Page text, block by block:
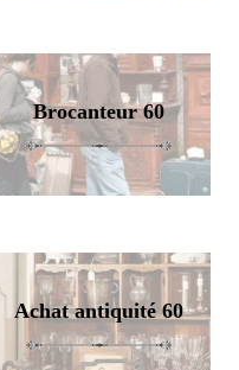
Brocanteur 60
Achat antiquité 60